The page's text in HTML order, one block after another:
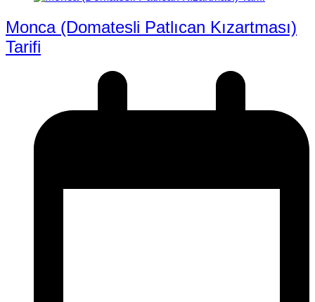
Monca (Domatesli Patlıcan Kızartması)
Tarifi